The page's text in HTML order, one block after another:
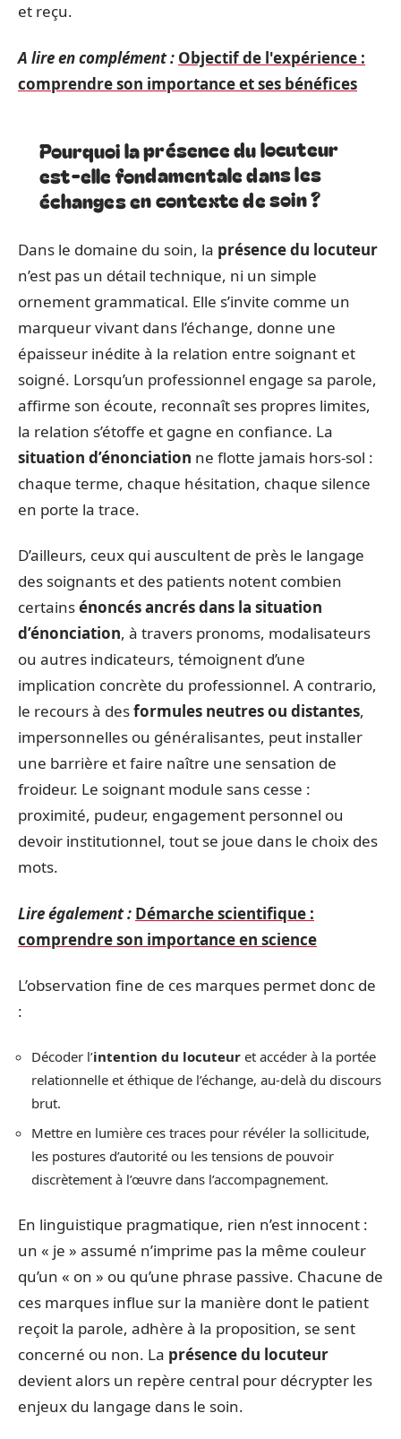
et reçu.
A lire en complément : Objectif de l'expérience :
comprendre son importance et ses bénéfices
Pourquoi la présence du locuteur
est-elle fondamentale dans les
échanges en contexte de soin ?
Dans le domaine du soin, la présence du locuteur
n’est pas un détail technique, ni un simple
ornement grammatical. Elle s’invite comme un
marqueur vivant dans l’échange, donne une
épaisseur inédite à la relation entre soignant et
soigné. Lorsqu’un professionnel engage sa parole,
affirme son écoute, reconnaît ses propres limites,
la relation s’étoffe et gagne en confiance. La
situation d’énonciation ne flotte jamais hors-sol :
chaque terme, chaque hésitation, chaque silence
en porte la trace.
D’ailleurs, ceux qui auscultent de près le langage
des soignants et des patients notent combien
certainsénoncés ancrés dans la situation
d’énonciation, à travers pronoms, modalisateurs
ou autres indicateurs, témoignent d’une
implication concrète du professionnel. A contrario,
le recours à desformules neutres ou distantes,
impersonnelles ou généralisantes, peut installer
une barrière et faire naître une sensation de
froideur. Le soignant module sans cesse :
proximité, pudeur, engagement personnel ou
devoir institutionnel, tout se joue dans le choix des
mots.
Lire également : Démarche scientifique :
comprendre son importance en science
L’observation fine de ces marques permet donc de
:
Décoder l’intention du locuteur et accéder à la portée
relationnelle et éthique de l’échange, au-delà du discours
brut.
Mettre en lumière ces traces pour révéler la sollicitude,
les postures d’autorité ou les tensions de pouvoir
discrètement à l’œuvre dans l’accompagnement.
En linguistique pragmatique, rien n’est innocent :
un « je » assumé n’imprime pas la même couleur
qu’un « on » ou qu’une phrase passive. Chacune de
ces marques influe sur la manière dont le patient
reçoit la parole, adhère à la proposition, se sent
concerné ou non. La présence du locuteur
devient alors un repère central pour décrypter les
enjeux du langage dans le soin.